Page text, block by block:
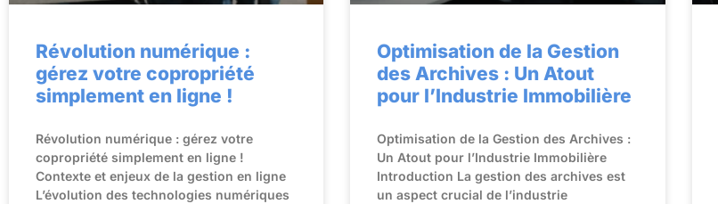
Révolution numérique :
gérez votre copropriété
simplement en ligne !
Révolution numérique : gérez votre
copropriété simplement en ligne !
Contexte et enjeux de la gestion en ligne
L’évolution des technologies numériques
Optimisation de la Gestion
des Archives : Un Atout
pour l’Industrie Immobilière
Optimisation de la Gestion des Archives :
Un Atout pour l’Industrie Immobilière
Introduction La gestion des archives est
un aspect crucial de l’industrie